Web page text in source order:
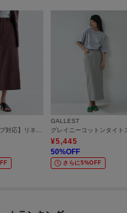
GALLEST
¥5,445
50%OFF
さらに5%OFF